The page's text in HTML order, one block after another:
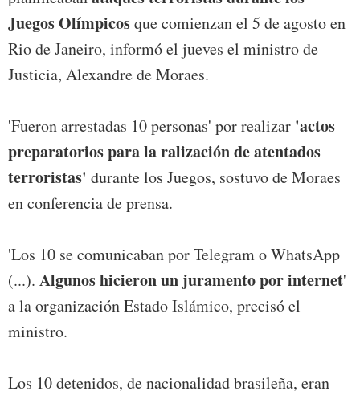
Juegos Olímpicosque comienzan el 5 de agosto en
Rio de Janeiro, informó el jueves el ministro de
Justicia, Alexandre de Moraes.
'Fueron arrestadas 10 personas' por realizar 'actos
preparatorios para la ralización de atentados
terroristas' durante los Juegos, sostuvo de Moraes
en conferencia de prensa.
'Los 10 se comunicaban por Telegram o WhatsApp
(...). Algunos hicieron un juramento por internet'
a la organización Estado Islámico, precisó el
ministro.
Los 10 detenidos, de nacionalidad brasileña, eran